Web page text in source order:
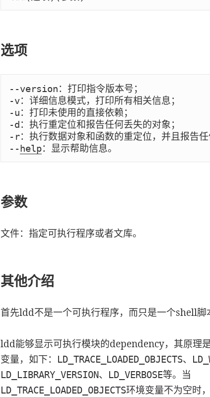
选项
--version：打印指令版本号；
-v：详细信息模式，打印所有相关信息；
-u：打印未使用的直接依赖；
-d：执行重定位和报告任何丢失的对象；
-r：执行数据对象和函数的重定位，并且报告任
--help：显示帮助信息。
参数
文件：指定可执行程序或者文库。
其他介绍
首先ldd不是一个可执行程序，而只是一个shell脚
ldd能够显示可执行模块的dependency，其原理
变量，如下：
LD_TRACE_LOADED_OBJECTS、
LD_LIBRARY_VERSION、LD_VERBOSE等。当
LD_TRACE_LOADED_OBJECTS环境变量不为空时